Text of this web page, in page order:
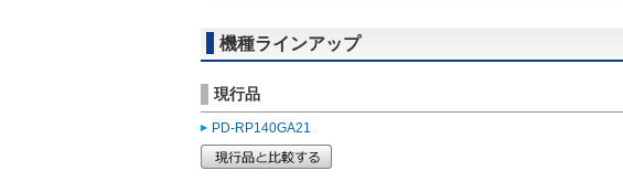
機種ラインアップ
現行品
PD-RP140GA21